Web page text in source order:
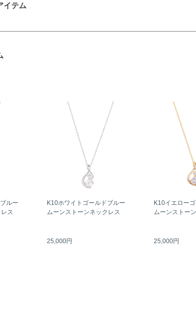
イテム
ルー
ス
K10ホワイトゴールドブルー
ムーンストーンネックレス
25,000円
K10イエロー
ムーンストー
25,000円